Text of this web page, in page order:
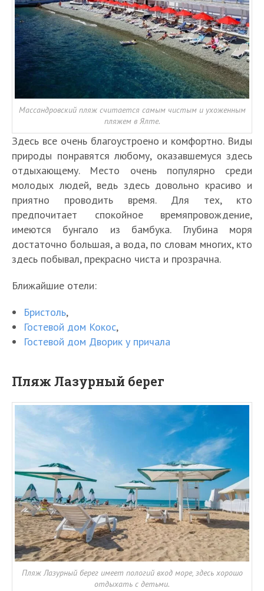
Массандровский пляж считается самым чистым и ухоженным
пляжем в Ялте.
Здесь все очень благоустроено и комфортно. Виды
природы понравятся любому, оказавшемуся здесь
отдыхающему. Место очень популярно среди
молодых людей, ведь здесь довольно красиво и
приятно проводить время. Для тех, кто
предпочитает спокойное времяпровождение,
имеются бунгало из бамбука. Глубина моря
достаточно большая, а вода, по словам многих, кто
здесь побывал, прекрасно чиста и прозрачна.
Ближайшие отели:
Бристоль,
Гостевой дом Кокос,
Гостевой дом Дворик у причала
Пляж Лазурный берег
Пляж Лазурный берег имеет пологий вход море, здесь хорошо
отдыхать с детьми.